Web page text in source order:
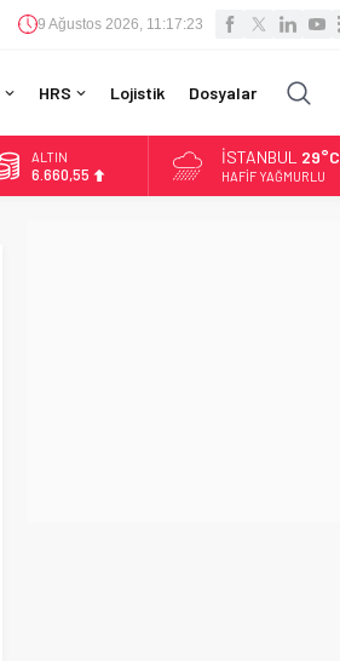
9 Ağustos 2026, 11:17:24
HRS Lojistik Dosyalar
ALTIN
6.660,55
İSTANBUL 29°C
HAFIF YAĞMURLU